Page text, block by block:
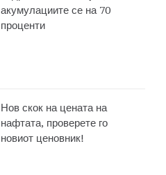
акумулациите се на 70
проценти
Нов скок на цената на
нафтата, проверете го
новиот ценовник!